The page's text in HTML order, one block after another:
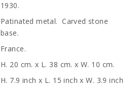
1930.
Patinated metal. Carved stone
base.
France.
H. 20 cm. x L. 38 cm. x W. 10 cm.
H. 7.9 inch x L. 15 inch x W. 3.9 inch